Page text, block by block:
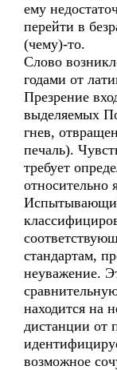
ему
перейти в
(чему)-то.
Слово
годами от
Презрение
выделяемых
гнев,
печаль).
требует
относительно
стандартам,
неуважение.
находится на
дистанции от
возможное